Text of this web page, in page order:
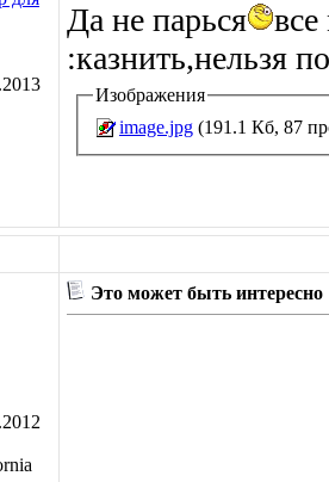
Да не парься
:казнить,нельзя
Изображения
image.jpg (191.1 Кб, 87
Это может быть интересно